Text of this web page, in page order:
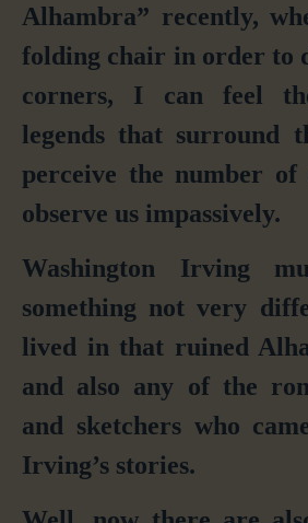
Alhambra” recently,
folding chair in order to
corners, I can feel
legends that surround
perceive the number of
observe us impassively.
Washington Irving
something not very
lived in that ruined
and also any of the
and sketchers who
Irving’s stories.